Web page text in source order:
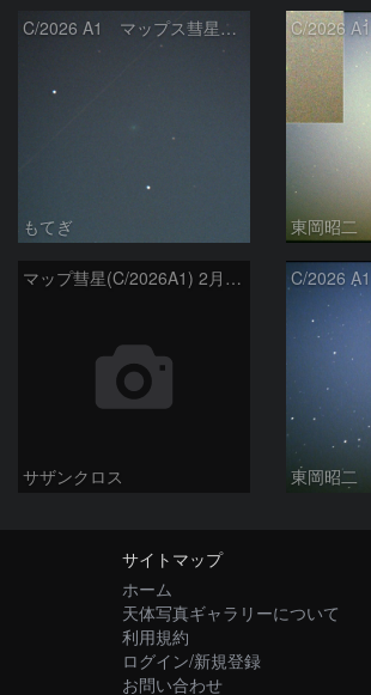
C/2026 A1 マップス彗星 2026.03.19
もてぎ
C/2026
東岡昭二
マップ彗星(C/2026A1) 2‎月‎23日Seestar50
サザンクロス
C/2026
東岡昭二
サイトマップ
ホーム
天体写真ギャラリーについて
利用規約
ログイン/新規登録
お問い合わせ